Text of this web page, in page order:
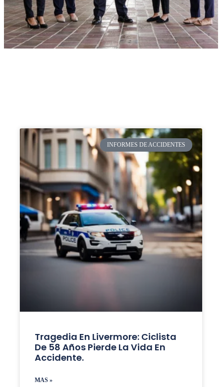
INFORMES DE ACCIDENTES
Tragedia En Livermore: Ciclista
De 58 Años Pierde La Vida En
Accidente.
MAS »